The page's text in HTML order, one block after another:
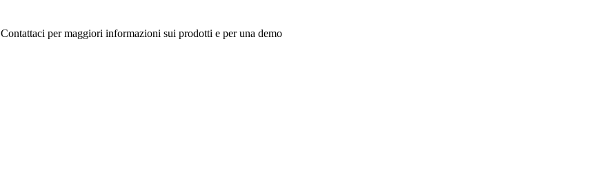
Contattaci per maggiori informazioni sui prodotti e per una demo